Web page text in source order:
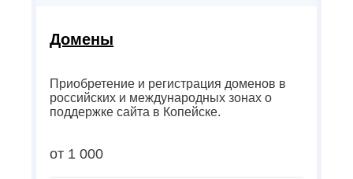
Домены
Приобретение и регистрация доменов в
российских и международных зонах о
поддержке сайта в Копейске.
от 1 000